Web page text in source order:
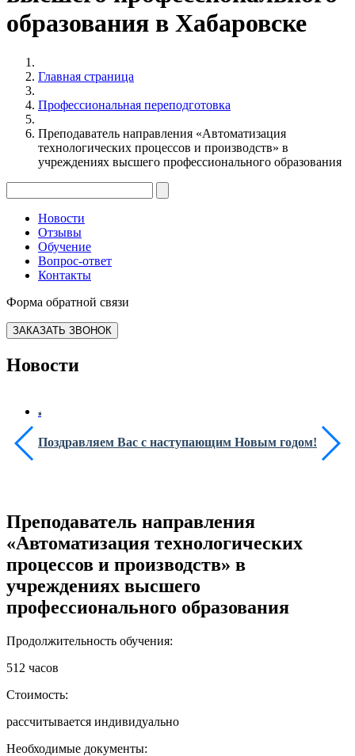
образования в Хабаровске
Главная страница
Профессиональная переподготовка
Преподаватель направления «Автоматизация
технологических процессов и производств» в
учреждениях высшего профессионального образования
Новости
Отзывы
Обучение
Вопрос-ответ
Контакты
Форма обратной связи
ЗАКАЗАТЬ ЗВОНОК
Новости
Поздравляем Вас с наступающим Новым годом!
Преподаватель направления
«Автоматизация технологических
процессов и производств» в
учреждениях высшего
профессионального образования
Продолжительность обучения:
512 часов
Стоимость:
рассчитывается индивидуально
Необходимые документы: